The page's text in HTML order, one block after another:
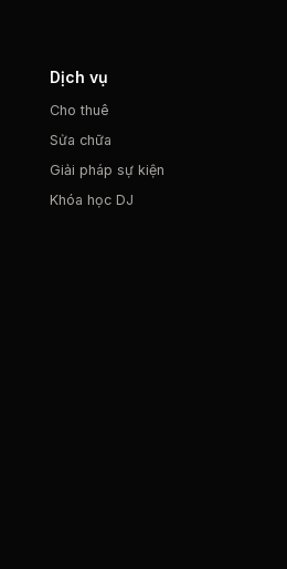
Dịch vụ
Cho thuê
Sửa chữa
Giải pháp sự kiện
Khóa học DJ